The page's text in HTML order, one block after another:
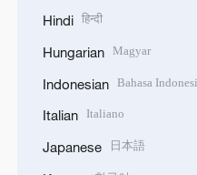
Hindi हिन्दी
Hungarian Magyar
Indonesian Bahasa
Italian Italiano
Japanese 日本語